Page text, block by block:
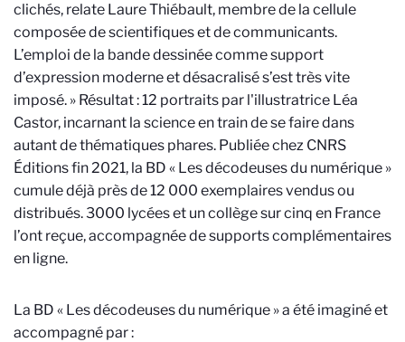
clichés, relate Laure Thiébault, membre de la cellule
composée de scientifiques et de communicants.
L’emploi de la bande dessinée comme support
d’expression moderne et désacralisé s’est très vite
imposé. » Résultat : 12 portraits par l'illustratrice Léa
Castor, incarnant la science en train de se faire dans
autant de thématiques phares. Publiée chez CNRS
Éditions fin 2021, la BD « Les décodeuses du numérique »
cumule déjà près de 12 000 exemplaires vendus ou
distribués. 3000 lycées et un collège sur cinq en France
l’ont reçue, accompagnée de supports complémentaires
en ligne.
La BD « Les décodeuses du numérique » a été imaginé et
accompagné par :